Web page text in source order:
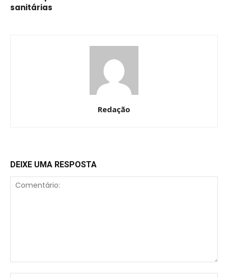
sanitárias
Redação
DEIXE UMA RESPOSTA